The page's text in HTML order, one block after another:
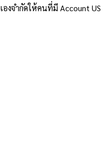
งจำกัดให้คนที่มี Account US